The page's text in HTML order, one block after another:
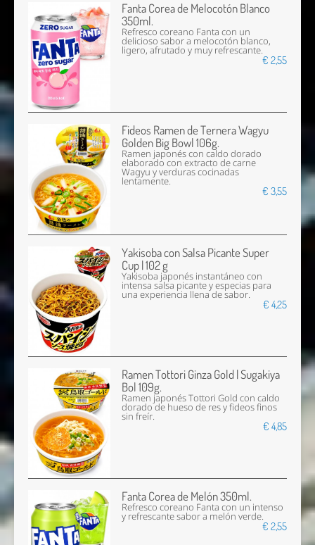
Fanta Corea de Melocotón Blanco
350ml.
Refresco coreano Fanta con un
delicioso sabor a melocotón blanco,
ligero, afrutado y muy refrescante.
€ 2,55
Fideos Ramen de Ternera Wagyu
Golden Big Bowl 106g.
Ramen japonés con caldo dorado
elaborado con extracto de carne
Wagyu y verduras cocinadas
lentamente.
€ 3,55
Yakisoba con Salsa Picante Super
Cup | 102 g
Yakisoba japonés instantáneo con
intensa salsa picante y especias para
una experiencia llena de sabor.
€ 4,25
Ramen Tottori Ginza Gold | Sugakiya
Bol 109g.
Ramen japonés Tottori Gold con caldo
dorado de hueso de res y fideos finos
sin freír.
€ 4,85
Fanta Corea de Melón 350ml.
Refresco coreano Fanta con un intenso
y refrescante sabor a melón verde.
€ 2,55